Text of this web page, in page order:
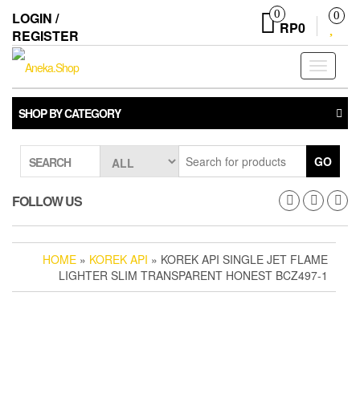
the
content
LOGIN /
REGISTER
0
RP0
0
Toggle
SHOP BY CATEGORY
SEARCH GO
FOLLOW US
HOME » KOREK API » KOREK API SINGLE JET FLAME
LIGHTER SLIM TRANSPARENT HONEST BCZ497-1